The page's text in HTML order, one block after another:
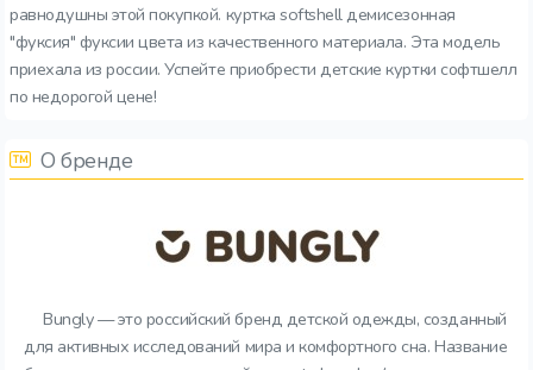
равнодушны этой покупкой. куртка softshell демисезонная
"фуксия" фуксии цвета из качественного материала. Эта модель
приехала из россии. Успейте приобрести детские куртки софтшелл
по недорогой цене!
О бренде
Bungly — это российский бренд детской одежды, созданный
для активных исследований мира и комфортного сна. Название